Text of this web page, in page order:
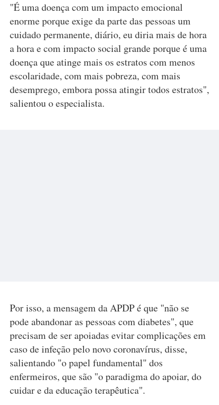
"É uma doença com um impacto emocional
enorme porque exige da parte das pessoas um
cuidado permanente, diário, eu diria mais de hora
a hora e com impacto social grande porque é uma
doença que atinge mais os estratos com menos
escolaridade, com mais pobreza, com mais
desemprego, embora possa atingir todos estratos",
salientou o especialista.
Por isso, a mensagem da APDP é que "não se
pode abandonar as pessoas com diabetes", que
precisam de ser apoiadas evitar complicações em
caso de infeção pelo novo coronavírus, disse,
salientando "o papel fundamental" dos
enfermeiros, que são "o paradigma do apoiar, do
cuidar e da educação terapêutica".